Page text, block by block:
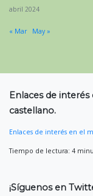
abril 2024
« Mar May »
Enlaces de
castellano.
Enlaces de interés en el
Tiempo de lectura: 4
¡Síguenos en